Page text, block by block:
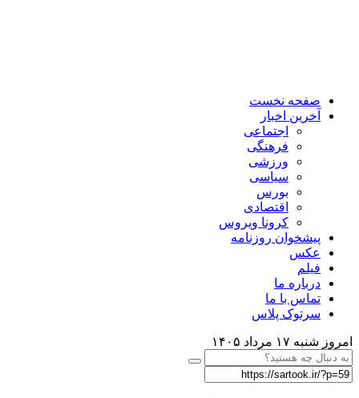
صفحه نخست
آخرین اخبار
اجتماعی
فرهنگی
ورزشی
سیاسی
بورس
اقتصادی
کرونا ویروس
پیشخوان روزنامه
عکس
فیلم
درباره ما
تماس با ما
سرتوک پلاس
شنبه ۱۷ مرداد ۱۴۰۵